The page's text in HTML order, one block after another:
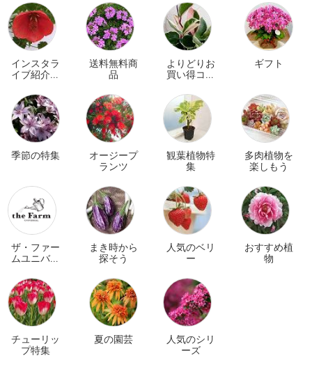
インスタラ
イブ紹介商
送料無料商
品
よりどりお
買い得コー
ギフト
季節の特集
オージープ
ランツ
観葉植物特
集
多肉植物を
楽しもう
ザ・ファー
ムユニバー
イン
まき時から
探そう
人気のベリ
ー
おすすめ植
物
チューリッ
プ特集
夏の園芸
人気のシリ
ーズ